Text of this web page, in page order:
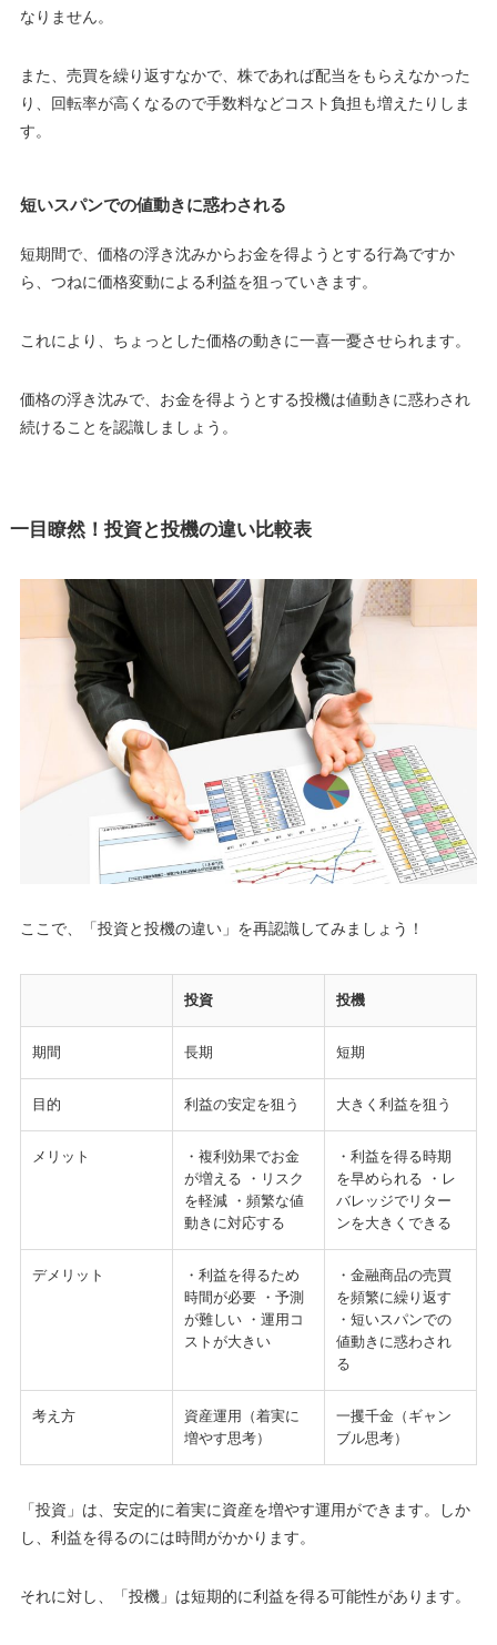
なりません。
また、売買を繰り返すなかで、株であれば配当をもらえなかった
り、 回転率が高くなるので手数料などコスト負担も増えたりしま
す。
短いスパンでの値動きに惑わされる
短期間で、価格の浮き沈みからお金を得ようとする行為ですか
ら、つねに価格変動による利益を狙っていきます。
これにより、ちょっとした価格の動きに一喜一憂させられます。
価格の浮き沈みで、お金を得ようとする投機は値動きに惑わされ
続けることを認識しましょう。
一目瞭然！投資と投機の違い比較表
ここで、「投資と投機の違い」を再認識してみましょう！
投資 投機
期間 長期 短期
目的 利益の安定を狙う 大きく利益を狙う
メリット
・複利効果でお金
が増える ・リスク
を軽減 ・頻繁な値
動きに対応する
・利益を得る時期
を早められる ・レ
バレッジでリター
ンを大きくできる
デメリット
・利益を得るため
時間が必要 ・予測
が難しい ・運用コ
ストが大きい
・金融商品の売買
を頻繁に繰り返す
・短いスパンでの
値動きに惑わされ
る
考え方
資産運用（着実に
増やす思考）
一攫千金（ギャン
ブル思考）
「投資」は、安定的に着実に資産を増やす運用ができます。しか
し、利益を得るのには時間がかかります。
それに対し、「投機」は短期的に利益を得る可能性があります。